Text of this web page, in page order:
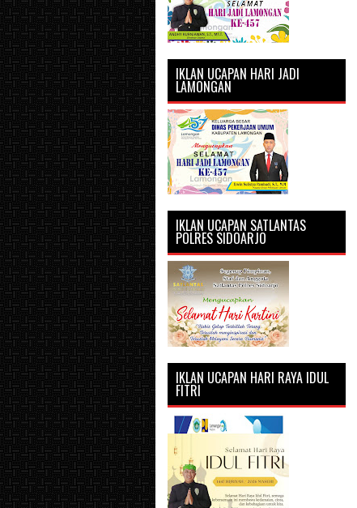
IKLAN UCAPAN HARI JADI
LAMONGAN
IKLAN UCAPAN SATLANTAS
POLRES SIDOARJO
IKLAN UCAPAN HARI RAYA IDUL
FITRI